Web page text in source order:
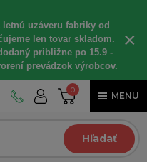
letnú uzáveru fabriky od
len tovar skladom.
približne po 15.9 -
prevádzok výrobcov.
×
0
MENU
Hľadať